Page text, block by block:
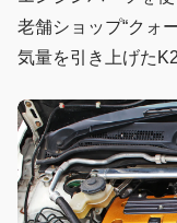
老舗ショップ“クォ
気量を引き上げた